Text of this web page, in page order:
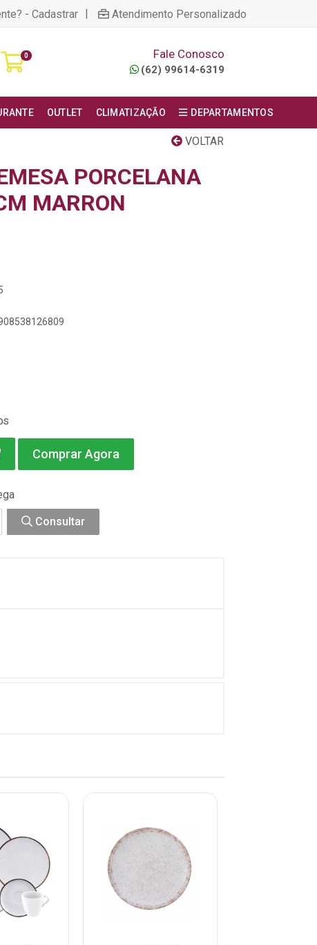
- Cadastrar | Atendimento Personalizado
0 Fale Conosco
(62) 99614-6319
OUTLET CLIMATIZAÇÃO DEPARTAMENTOS
VOLTAR
PORCELANA
MARRON
Comprar Agora
Consultar